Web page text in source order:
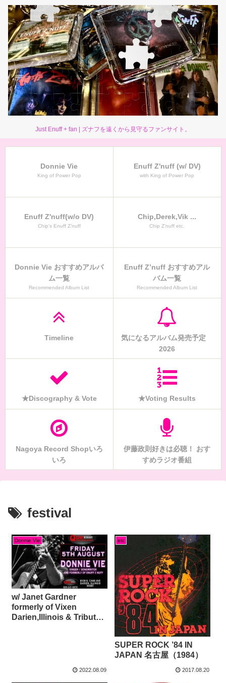
Just Enuff + fan | ズナフを遠くから見守るファンサイト。
Donnie Vie
King of Power Pop
Enuff Z'nuff (w/ DV)
with King of Power Pop
Enuff Z'nuff(w/o DV)
Chip’s Enuff Z’nuff
Chip,Derek,Vik ...
Chip Z’nuff etc.
Donnie Vie おすすめアルバ
ム一覧
Recommended Album List
Enuff Z’nuff おすすめアル
バム一覧
Recommended Album List
Timeline
気になるアルバム発売予定
2026
★Discography & Vote ★Voting Results
Nagoya Record Shopいろ
いろ
伊藤政則好きは必聴！ おす
すめラジオ番組
festival
Donnie Vie
w/ Janet Gardner
formerly of Vixen
Darien,Illinois & Tribute
2022.08.09
etc
SUPER ROCK ’84 IN
JAPAN 名古屋（1984）
2017.08.20